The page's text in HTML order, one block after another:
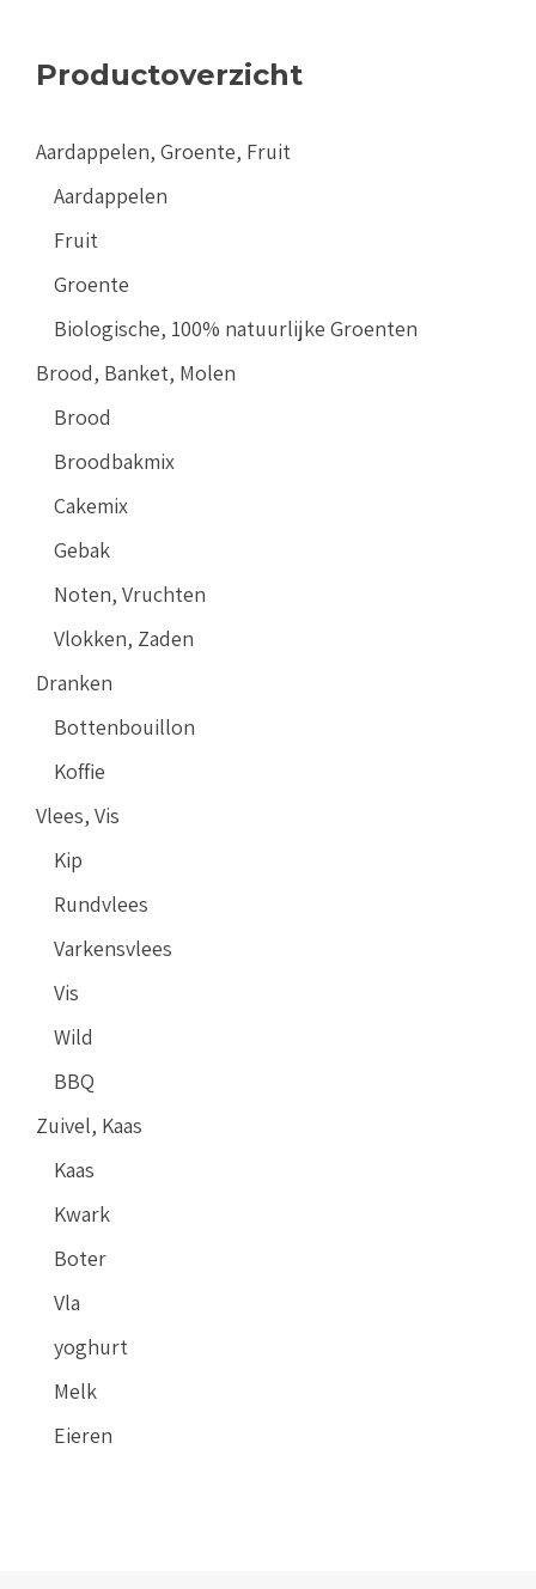
Productoverzicht
Aardappelen, Groente, Fruit
Aardappelen
Fruit
Groente
Biologische, 100% natuurlijke Groenten
Brood, Banket, Molen
Brood
Broodbakmix
Cakemix
Gebak
Noten, Vruchten
Vlokken, Zaden
Dranken
Bottenbouillon
Koffie
Vlees, Vis
Kip
Rundvlees
Varkensvlees
Vis
Wild
BBQ
Zuivel, Kaas
Kaas
Kwark
Boter
Vla
yoghurt
Melk
Eieren